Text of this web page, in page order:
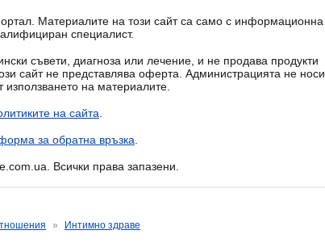
Материалите на този сайт са само с информационна
специалист.
съвети, диагноза или лечение, и не продава продукти
сайт не представлява оферта. Администрацията не носи
използването на материалите.
на сайта
за обратна връзка
Всички права запазени.
» Интимно здраве